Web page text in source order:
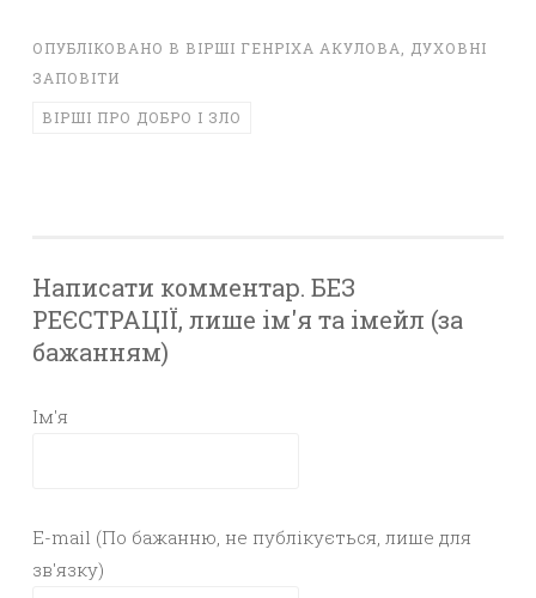
ОПУБЛІКОВАНО В ВІРШІ ГЕНРІХА АКУЛОВА
ДУХОВНІ
ЗАПОВІТИ
ВІРШІ ПРО ДОБРО І ЗЛО
Написати комментар. БЕЗ
РЕЄСТРАЦІЇ, лише ім'я та імейл (за
бажанням)
Ім'я
E-mail (По бажанню, не публікується, лише для
зв'язку)